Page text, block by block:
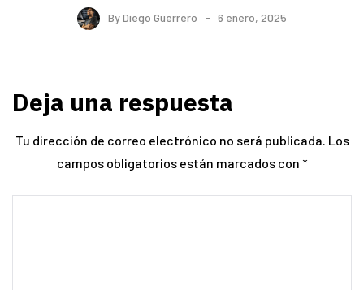
ByDiego Guerrero 6 enero, 2025
Deja una respuesta
Tu dirección de correo electrónico no será publicada. Los
campos obligatorios están marcados con *